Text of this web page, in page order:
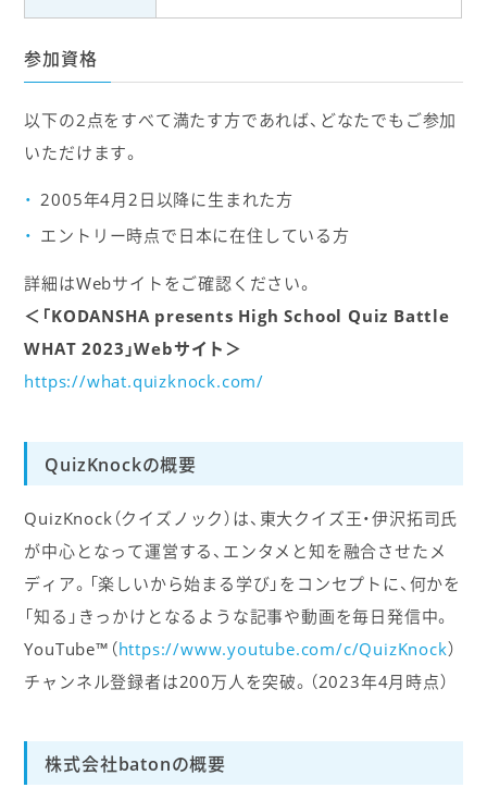
参加資格
以下の2点をすべて満たす方であれば、どなたでもご参加
いただけます。
2005年4月2日以降に生まれた方
エントリー時点で日本に在住している方
詳細はWebサイトをご確認ください。
＜「KODANSHA presents High School Quiz Battle
WHAT 2023」Webサイト＞
https://what.quizknock.com/
QuizKnockの概要
QuizKnock（クイズノック）は、東大クイズ王・伊沢拓司氏
が中心となって運営する、エンタメと知を融合させたメ
ディア。「楽しいから始まる学び」をコンセプトに、何かを
「知る」きっかけとなるような記事や動画を毎日発信中。
YouTube™（https://www.youtube.com/c/QuizKnock）
チャンネル登録者は200万人を突破。（2023年4月時点）
株式会社batonの概要